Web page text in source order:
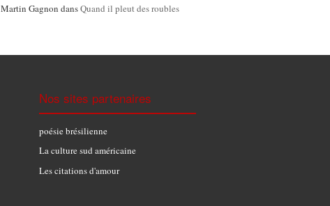
Martin Gagnon dansQuand il pleut des roubles
Nos sites partenaires
poésie brésilienne
La culture sud américaine
Les citations d'amour